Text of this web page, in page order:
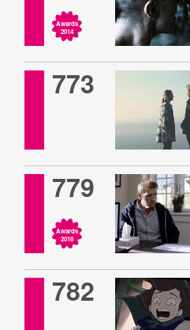
Awards
2014
773
779
Awards
2018
782